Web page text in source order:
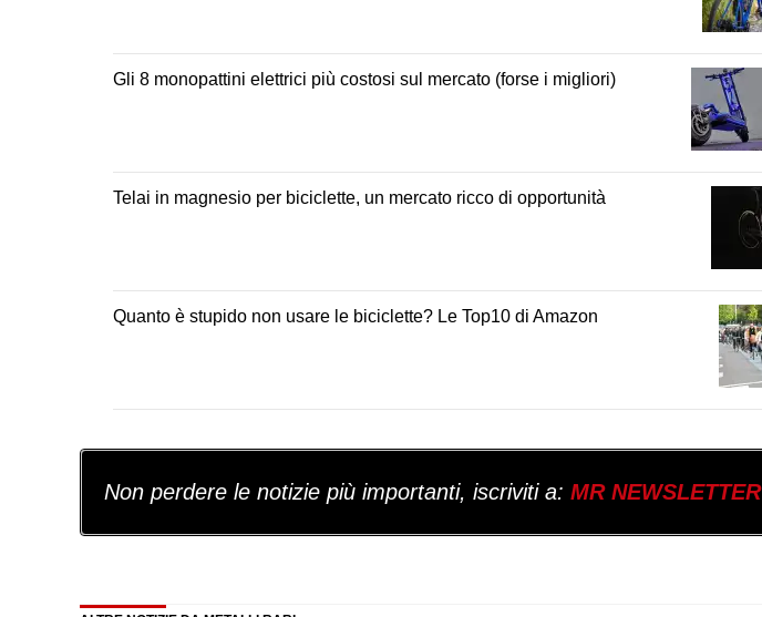
Gli 8 monopattini elettrici più costosi sul mercato (forse i migliori)
Telai in magnesio per biciclette, un mercato ricco di opportunità
Quanto è stupido non usare le biciclette? Le Top10 di Amazon
Non perdere le notizie più importanti, iscriviti a: MR NEWSLETTER